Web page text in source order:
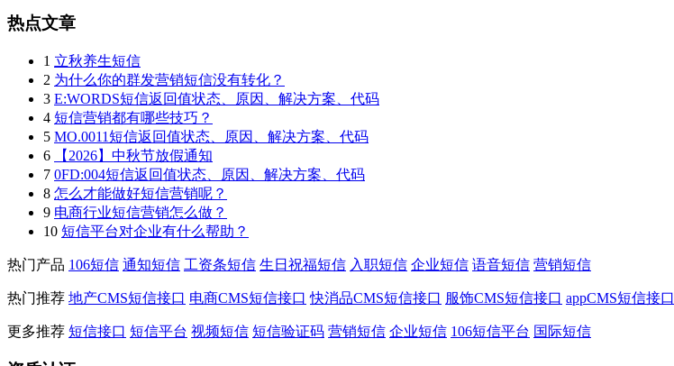
热点文章
1 立秋养生短信
2 为什么你的群发营销短信没有转化？
3 E:WORDS短信返回值状态、原因、解决方案、代码
4 短信营销都有哪些技巧？
5 MO.0011短信返回值状态、原因、解决方案、代码
6
【2026】中秋节放假通知
7 0FD:004短信返回值状态、原因、解决方案、代码
8 怎么才能做好短信营销呢？
9 电商行业短信营销怎么做？
10 短信平台对企业有什么帮助？
热门产品 106短信 通知短信 工资条短信 生日祝福短信 入职短信 企业短信 语音短信 营销短信
热门推荐 地产CMS短信接口 电商CMS短信接口 快消品CMS短信接口 服饰CMS短信接口 appCMS短信接口
更多推荐 短信接口 短信平台 视频短信 短信验证码 营销短信 企业短信 106短信平台 国际短信